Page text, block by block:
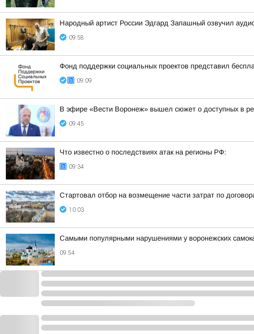
Народный артист России Эдгард Запашный озвучил
09:58
Фонд поддержки социальных проектов представил
09:09
В эфире «Вести Воронеж» вышел сюжет о доступных в
09:45
Что известно о последствиях атак на регионы РФ:
09:34
Cтартовал отбор на возмещение части затрат по
10:03
Самыми популярными нарушениями у воронежских
09:54